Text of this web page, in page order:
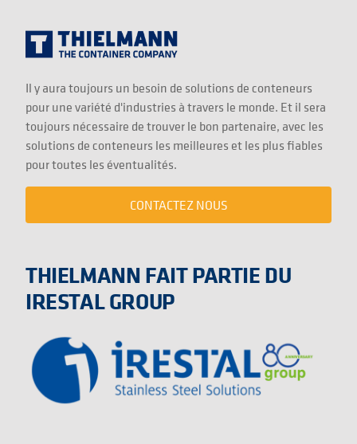
Il y aura toujours un besoin de solutions de conteneurs
pour une variété d'industries à travers le monde. Et il sera
toujours nécessaire de trouver le bon partenaire, avec les
solutions de conteneurs les meilleures et les plus fiables
pour toutes les éventualités.
CONTACTEZ NOUS
THIELMANN FAIT PARTIE DU
IRESTAL GROUP